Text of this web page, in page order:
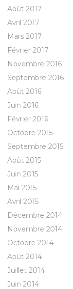
Août 2017
Avril 2017
Mars 2017
Février 2017
Novembre 2016
Septembre 2016
Août 2016
Juin 2016
Février 2016
Octobre 2015
Septembre 2015
Août 2015
Juin 2015
Mai 2015
Avril 2015
Décembre 2014
Novembre 2014
Octobre 2014
Août 2014
Juillet 2014
Juin 2014